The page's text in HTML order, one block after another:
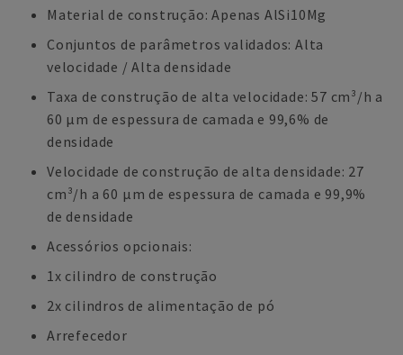
Material de construção: Apenas AlSi10Mg
Conjuntos de parâmetros validados: Alta
velocidade / Alta densidade
Taxa de construção de alta velocidade: 57 cm³/h a
60 µm de espessura de camada e 99,6% de
densidade
Velocidade de construção de alta densidade: 27
cm³/h a 60 µm de espessura de camada e 99,9%
de densidade
Acessórios opcionais:
1x cilindro de construção
2x cilindros de alimentação de pó
Arrefecedor